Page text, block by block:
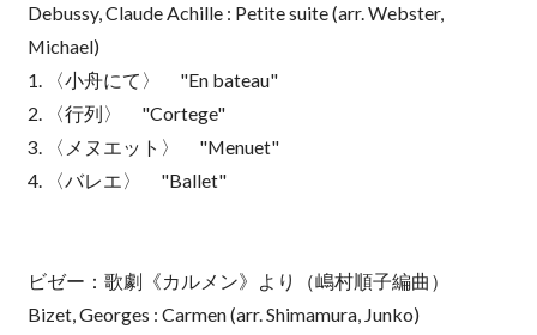
Debussy, Claude Achille : Petite suite (arr. Webster,
Michael)
1. 〈小舟にて〉 "En bateau"
2. 〈行列〉 "Cortege"
3. 〈メヌエット〉 "Menuet"
4. 〈バレエ〉 "Ballet"
ビゼー：歌劇《カルメン》より（嶋村順子編曲）
Bizet, Georges : Carmen (arr. Shimamura, Junko)